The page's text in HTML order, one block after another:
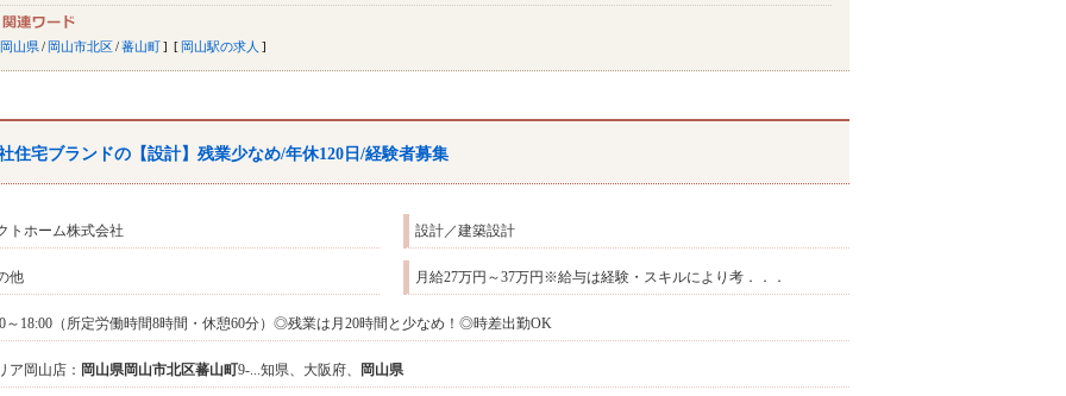
岡山県/ 岡山市北区/蕃山町 岡山駅の求人
住宅ブランドの【設計】残業少なめ/年休120日/経験者募集
トホーム株式会社 設計／建築設計
他 月給27万円～37万円※給与は経験・スキルにより考．．．
～18:00（所定労働時間8時間・休憩60分）◎残業は月20時間と少なめ！◎時差出勤OK
ア岡山店： 岡山県岡山市北区蕃山町9-...知県、大阪府、 岡山県